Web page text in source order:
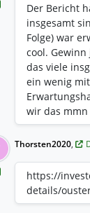
Der Bericht
insgesamt
Folge) war
cool. Gewinn
das viele
ein wenig
wir das
und besten
noch so
und eine
sicher auch
Thorsten2020,
https://
details/